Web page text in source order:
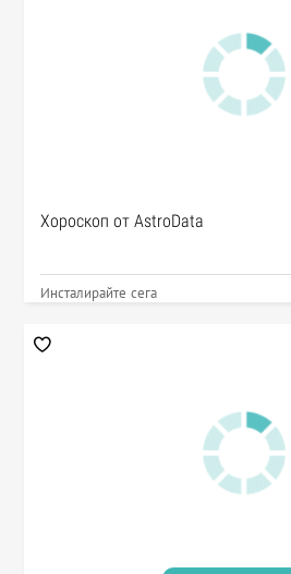
Хороскоп от AstroData
Инсталирайте сега